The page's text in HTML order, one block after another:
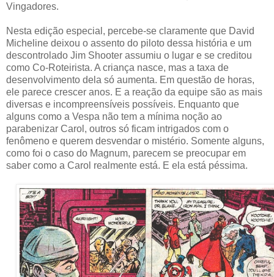
Vingadores.
Nesta edição especial, percebe-se claramente que David
Micheline deixou o assento do piloto dessa história e um
descontrolado Jim Shooter assumiu o lugar e se creditou
como Co-Roteirista. A criança nasce, mas a taxa de
desenvolvimento dela só aumenta. Em questão de horas,
ele parece crescer anos. E a reação da equipe são as mais
diversas e incompreensíveis possíveis. Enquanto que
alguns como a Vespa não tem a mínima noção ao
parabenizar Carol, outros só ficam intrigados com o
fenômeno e querem desvendar o mistério. Somente alguns,
como foi o caso do Magnum, parecem se preocupar em
saber como a Carol realmente está. E ela está péssima.